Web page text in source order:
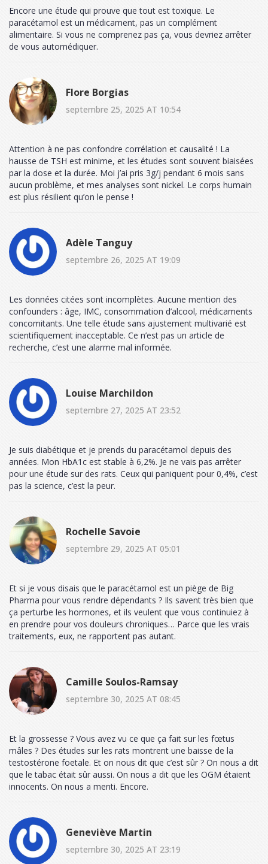
Encore une étude qui prouve que tout est toxique. Le
paracétamol est un médicament, pas un complément
alimentaire. Si vous ne comprenez pas ça, vous devriez arrêter
de vous automédiquer.
Flore Borgias
septembre 25, 2025 AT 10:54
Attention à ne pas confondre corrélation et causalité ! La
hausse de TSH est minime, et les études sont souvent biaisées
par la dose et la durée. Moi j’ai pris 3g/j pendant 6 mois sans
aucun problème, et mes analyses sont nickel. Le corps humain
est plus résilient qu’on le pense !
Adèle Tanguy
septembre 26, 2025 AT 19:09
Les données citées sont incomplètes. Aucune mention des
confounders : âge, IMC, consommation d’alcool, médicaments
concomitants. Une telle étude sans ajustement multivarié est
scientifiquement inacceptable. Ce n’est pas un article de
recherche, c’est une alarme mal informée.
Louise Marchildon
septembre 27, 2025 AT 23:52
Je suis diabétique et je prends du paracétamol depuis des
années. Mon HbA1c est stable à 6,2%. Je ne vais pas arrêter
pour une étude sur des rats. Ceux qui paniquent pour 0,4%, c’est
pas la science, c’est la peur.
Rochelle Savoie
septembre 29, 2025 AT 05:01
Et si je vous disais que le paracétamol est un piège de Big
Pharma pour vous rendre dépendants ? Ils savent très bien que
ça perturbe les hormones, et ils veulent que vous continuiez à
en prendre pour vos douleurs chroniques… Parce que les vrais
traitements, eux, ne rapportent pas autant.
Camille Soulos-Ramsay
septembre 30, 2025 AT 08:45
Et la grossesse ? Vous avez vu ce que ça fait sur les fœtus
mâles ? Des études sur les rats montrent une baisse de la
testostérone foetale. Et on nous dit que c’est sûr ? On nous a dit
que le tabac était sûr aussi. On nous a dit que les OGM étaient
innocents. On nous a menti. Encore.
Geneviève Martin
septembre 30, 2025 AT 23:19